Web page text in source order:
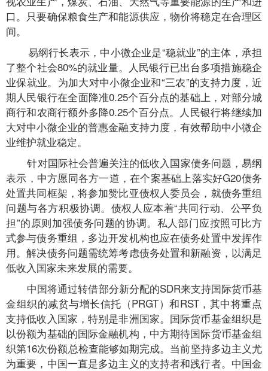
口。只要确保粮食生产和能源供应，物价将稳定在合理区
间。
易纲行长表示，中小微企业是“稳就业”的主体，承担
了整个社会80%的就业量。人民银行已出台多项措施稳企
业保就业。为加大对中小微企业和“三农”的支持力度，近
期人民银行在全面降准0.25个百分点的基础上，对部分城
商行和农商行额外多降0.25个百分点。人民银行将继续加
大对中小微企业的普惠金融支持力度，有效帮助中小微企
业维护就业稳定。
针对国际社会普遍关注的低收入国家债务问题，易纲
表示，中方愿同各方一道，在个案基础上落实好G20债务
处置共同框架，将参加赞比亚债权人委员会，就债务重组
问题与各方积极协调。债权人应本着“共同行动、公平负
担”的原则加强债务问题的协调。私人部门应按照可比方
式参与债务重组，多边开发机构也应在债务处置中发挥作
用。解决债务问题需统筹考虑债务处置和新融资，以满足
低收入国家未来发展的需要。
中国将通过转借部分新分配的SDR来支持国际货币基
金组织的减贫与增长信托（PRGT）和RST，其中将重点
支持低收入国家，特别是非洲国家。国际货币基金组织是
以份额为基础的国际金融机构，中方期待国际货币基金组
织第16次份额总检查能够如期完成。当前坚持多边主义尤
为重要，中国一直是多边主义的支持者和践行者。中国金